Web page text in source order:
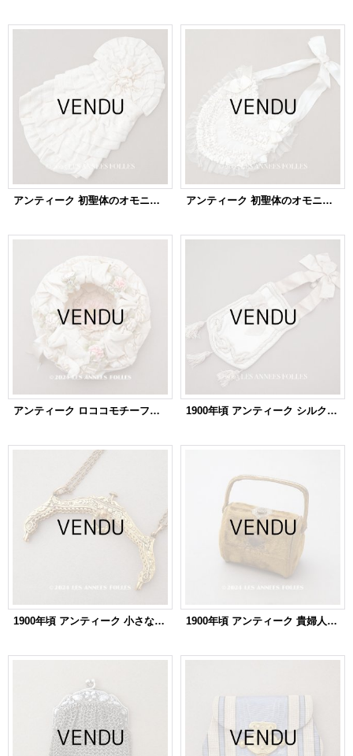
アンティーク 初聖体のオモニエール ピンクベージュ アンティーク 初聖体のオモニエール オフホワイト
アンティーク ロココモチーフ付 シルク製 オモニエール マリアージュ 1900年頃 アンティーク シルク製 初聖体のオモニエール パウダーピンク
1900年頃 アンティーク 小さなバッグのがま口 1900年頃 アンティーク 貴婦人のバッグ ベルベット＆シルククッション